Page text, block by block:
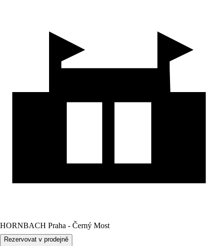
HORNBACH Praha - Černý Most
Rezervovat v prodejně